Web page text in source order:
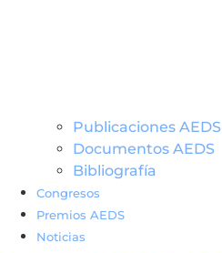
Publicaciones AEDS
Documentos AEDS
Bibliografía
Congresos
Premios AEDS
Noticias